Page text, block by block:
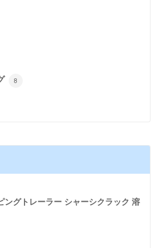
8
ングトレーラー シャーシクラック 溶